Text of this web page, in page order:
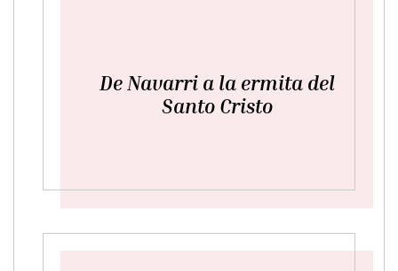
De Navarri a la ermita del
Santo Cristo